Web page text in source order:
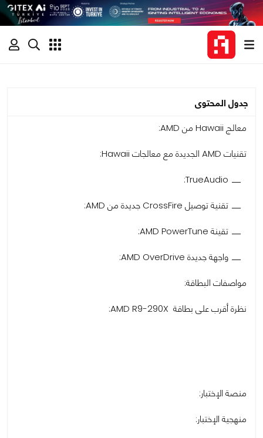
جدول المحتوى
معالج Hawaii من AMD:
تقنيات AMD الجديدة مع معالجات Hawaii:
TrueAudio:
تقنية توصيل CrossFire جديدة من AMD:
تقينة AMD PowerTune:
واجهة جديدة AMD OverDrive:
مواصفات البطاقة:
نظرة أقرب على بطاقة AMD R9-290X:
منصة الإختبار:
منهجية الإختبار: